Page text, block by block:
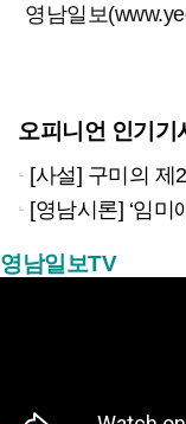
영남일보
오피니언 인기기
[사설] 구미의 제
[영남시론] ‘임미
영남일보TV